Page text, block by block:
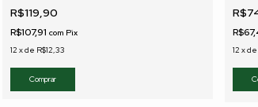
R$119,90
R$107,91 com Pix
12 xde R$12,33
Comprar
12 xde